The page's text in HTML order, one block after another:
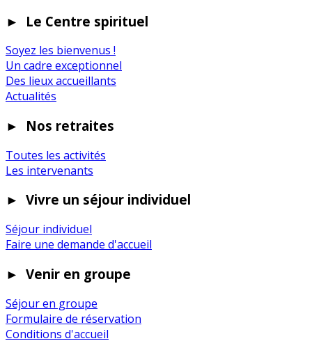
► Le Centre spirituel
Soyez les bienvenus !
Un cadre exceptionnel
Des lieux accueillants
Actualités
► Nos retraites
Toutes les activités
Les intervenants
► Vivre un séjour individuel
Séjour individuel
Faire une demande d'accueil
► Venir en groupe
Séjour en groupe
Formulaire de réservation
Conditions d'accueil